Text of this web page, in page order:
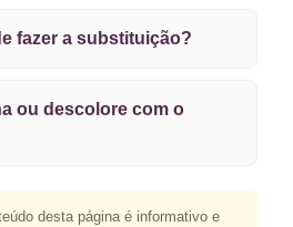
fazer a substituição?
ou descolore com o
desta página é informativo e